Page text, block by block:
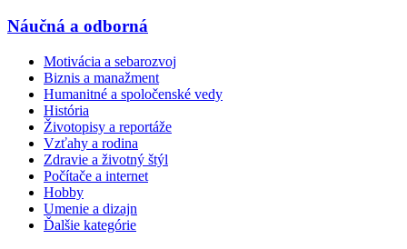
Náučná a odborná
Motivácia a sebarozvoj
Biznis a manažment
Humanitné a spoločenské vedy
História
Životopisy a reportáže
Vzťahy a rodina
Zdravie a životný štýl
Počítače a internet
Hobby
Umenie a dizajn
Ďalšie kategórie